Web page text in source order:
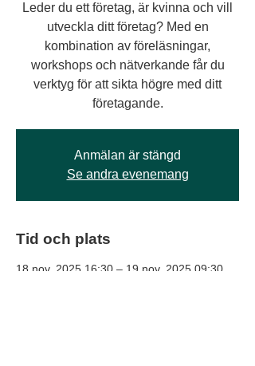
Leder du ett företag, är kvinna och vill
utveckla ditt företag? Med en
kombination av föreläsningar,
workshops och nätverkande får du
verktyg för att sikta högre med ditt
företagande.
Anmälan är stängd
Se andra evenemang
Tid och plats
18 nov. 2025 16:30 – 19 nov. 2025 09:30